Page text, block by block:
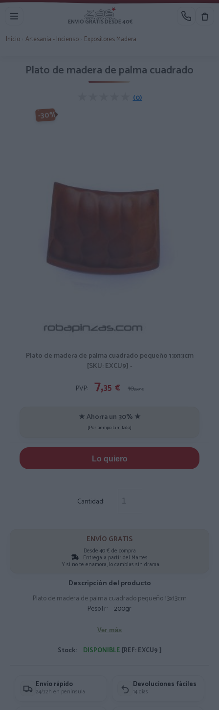
ENVIO GRATIS DESDE 40€
Inicio Artesanía - Incienso Expositores Madera
Plato de madera de palma cuadrado
(0)
-30%
Plato de madera de palma cuadrado pequeño 13x13cm
[SKU: EXCU9] -
PVP: 7,35 € 10,50 €
★ Ahorra un 30% ★
[Por tiempo Limitado]
Lo quiero
Cantidad:
ENVÍO GRATIS
Desde 40 € de compra
Entrega a partir del Martes
Y si no te enamora, lo cambias sin drama.
Descripción del producto
Plato de madera de palma cuadrado pequeño 13x13cm
PesoTr: 200gr
Ver más
Stock: DISPONIBLE [REF: EXCU9 ]
Envío rápido
24/72h en península
Devoluciones fáciles
14 días